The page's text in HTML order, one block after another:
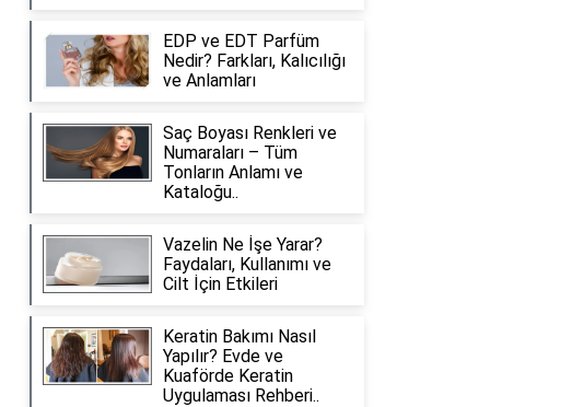
EDP ve EDT Parfüm
Nedir? Farkları, Kalıcılığı
ve Anlamları
Saç Boyası Renkleri ve
Numaraları – Tüm
Tonların Anlamı ve
Kataloğu..
Vazelin Ne İşe Yarar?
Faydaları, Kullanımı ve
Cilt İçin Etkileri
Keratin Bakımı Nasıl
Yapılır? Evde ve
Kuaförde Keratin
Uygulaması Rehberi..